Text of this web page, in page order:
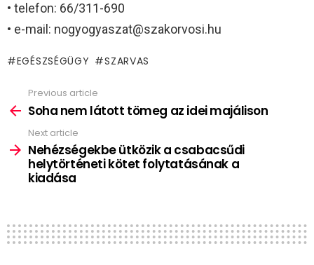
• telefon: 66/311-690
• e-mail: nogyogyaszat@szakorvosi.hu
EGÉSZSÉGÜGY SZARVAS
more
Previous article
Soha nem látott tömeg az idei majálison
Next article
Nehézségekbe ütközik a csabacsűdi
helytörténeti kötet folytatásának a
kiadása